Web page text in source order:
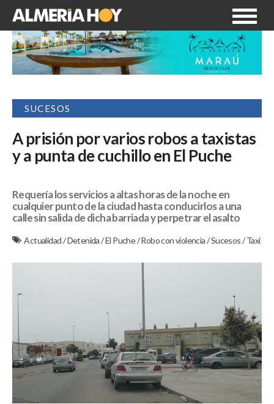
SUCESOS
A prisión por varios robos a taxistas
y a punta de cuchillo en El Puche
Requería los servicios a altas horas de la noche en
cualquier punto de la ciudad hasta conducirlos a una
calle sin salida de dicha barriada y perpetrar el asalto
Actualidad/Detenida/El Puche/Robo con violencia/Sucesos/Taxi